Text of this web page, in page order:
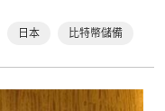
日本 比特幣儲備